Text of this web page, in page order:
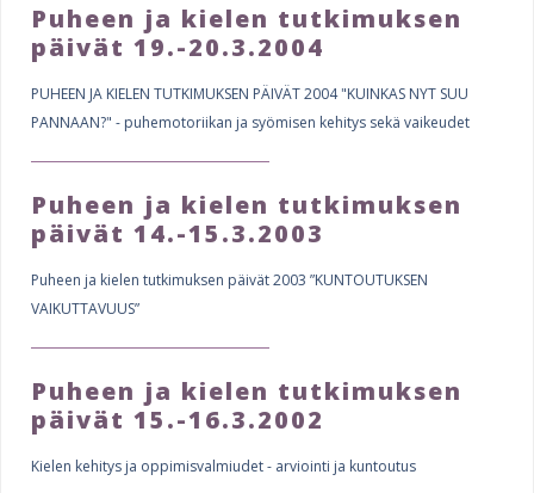
Puheen ja kielen tutkimuksen
päivät 19.-20.3.2004
PUHEEN JA KIELEN TUTKIMUKSEN PÄIVÄT 2004 "KUINKAS NYT SUU
PANNAAN?" - puhemotoriikan ja syömisen kehitys sekä vaikeudet
Puheen ja kielen tutkimuksen
päivät 14.-15.3.2003
Puheen ja kielen tutkimuksen päivät 2003 ”KUNTOUTUKSEN
VAIKUTTAVUUS”
Puheen ja kielen tutkimuksen
päivät 15.-16.3.2002
Kielen kehitys ja oppimisvalmiudet - arviointi ja kuntoutus